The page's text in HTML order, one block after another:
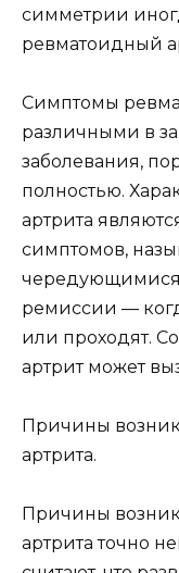
симметрии
ревматоидный
Симптомы
различными в
заболевания,
полностью.
артрита
симптомов,
чередующимися
ремиссии —
или проходят.
артрит может
Причины
артрита.
Причины
артрита точно